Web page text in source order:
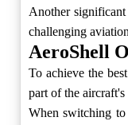
Another
challenging
AeroShell
To achieve the
part of the
When switching